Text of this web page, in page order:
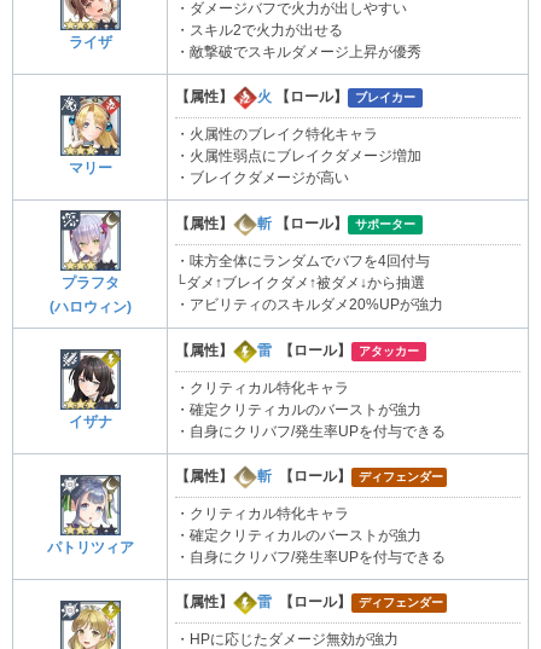
ライザ
・ダメージバフで火力が出しやすい
・スキル2で火力が出せる
・敵撃破でスキルダメージ上昇が優秀
マリー
【属性】 火 【ロール】 ブレイカー
・火属性のブレイク特化キャラ
・火属性弱点にブレイクダメージ増加
・ブレイクダメージが高い
プラフタ
(ハロウィン)
【属性】 斬 【ロール】 サポーター
・味方全体にランダムでバフを4回付与
└ダメ↑ブレイクダメ↑被ダメ↓から抽選
・アビリティのスキルダメ20%UPが強力
イザナ
【属性】 雷 【ロール】 アタッカー
・クリティカル特化キャラ
・確定クリティカルのバーストが強力
・自身にクリバフ/発生率UPを付与できる
パトリツィア
【属性】 斬 【ロール】 ディフェンダー
・クリティカル特化キャラ
・確定クリティカルのバーストが強力
・自身にクリバフ/発生率UPを付与できる
【属性】 雷 【ロール】 ディフェンダー
・HPに応じたダメージ無効が強力